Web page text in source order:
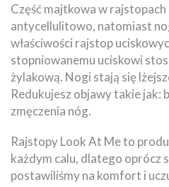
Część majtkowa w rajstopach
antycellulitowo, natomiast
właściwości rajstop
stopniowanemu uciskowi
żylakową. Nogi stają się
Redukujesz objawy takie jak:
zmęczenia nóg.
Rajstopy Look At Me to
każdym calu, dlatego oprócz
postawiliśmy na komfort i